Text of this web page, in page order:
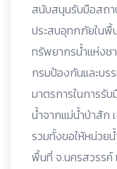
สนับสนุนรับมือสถา
ประสบอุทกภัยใน
ทรัพยากรน้ำแห่งช
กรมป้องกันและบร
มาตรการในการรั
น้ำจากแม่น้ำป่าสัก
รวมทั้งขอให้หน่วยน้
พื้นที่ จ.นครสวรรค์